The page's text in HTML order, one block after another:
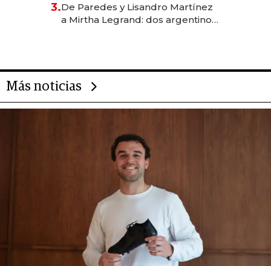
las marcas "fast premium"
3.De Paredes y Lisandro Martínez
a Mirtha Legrand: dos argentinos
Más noticias